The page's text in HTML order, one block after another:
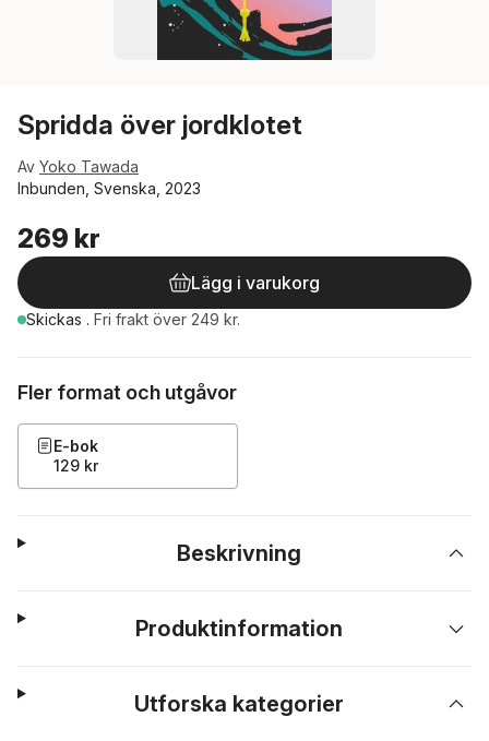
Spridda över jordklotet
Av Yoko Tawada
Inbunden, Svenska, 2023
269 kr
Lägg i varukorg
Skickas . Fri frakt över 249 kr.
Fler format och utgåvor
E-bok
129 kr
Beskrivning
Produktinformation
Utforska kategorier